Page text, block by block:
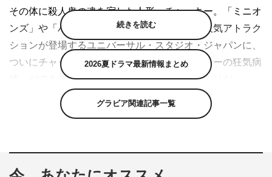
その体に殺人鬼の魂を宿した人形・チャッキー。「ミニオ
ンズ」や「ハリー・ポッター」など、続々と人気アトラク
ションが登場するユニバーサル・スタジオ・ジャパンに、
ついにチャッキーのアトラクション「チャッキーの狂気病
棟」ができることも決定しているほどの人気ぶりだ。
1988年に1作目「チャイルド・プレイ」が公開されてか
ら、30年近くにわたり、ジェイソンやフレディとともに根
映画だけでなく、その人気ぶりから各方面の注目を集める
続きを読む
2026夏ドラマ最新情報まとめ
グラビア関連記事一覧